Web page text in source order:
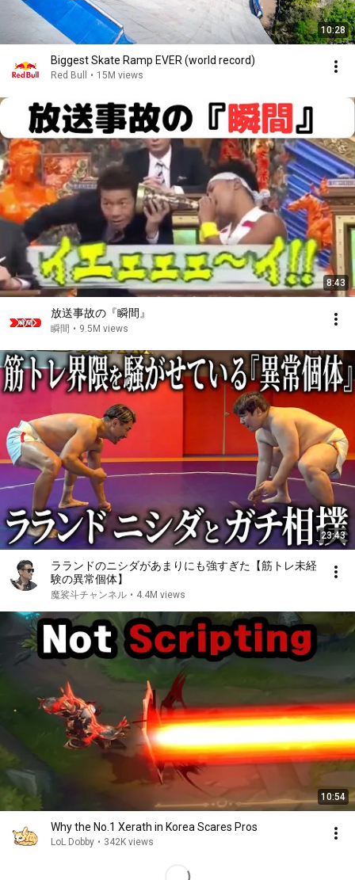
10:28
Biggest Skate Ramp EVER (world record)
Red Bull • 15M views
8:43
放送事故の『瞬間』
瞬間 • 9.5M views
23:43
ラランドのニシダがあまりにも強すぎた【筋トレ未経
験の異常個体】
魔裟斗チャンネル • 4.4M views
10:54
Why the No.1 Xerath in Korea Scares Pros
LoL Dobby • 342K views